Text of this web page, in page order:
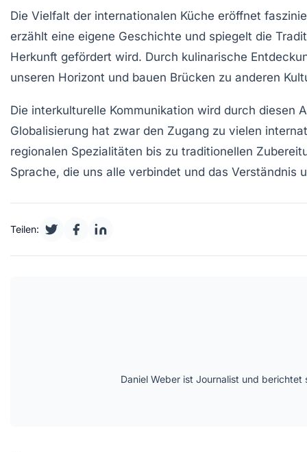
Die Vielfalt der internationalen Küche eröffnet
erzählt eine eigene Geschichte und spiegelt die
Herkunft gefördert wird. Durch kulinarische
unseren Horizont und bauen Brücken zu anderen
Die interkulturelle Kommunikation wird durch diesen
Globalisierung hat zwar den Zugang zu vielen
regionalen Spezialitäten bis zu traditionellen
Sprache, die uns alle verbindet und das Verständnis
Teilen:
Daniel Weber ist Journalist und